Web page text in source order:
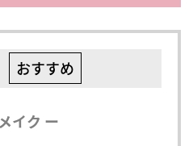
おすすめ
イク ー